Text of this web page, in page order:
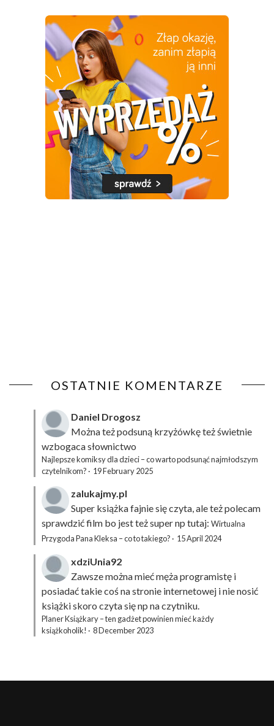
OSTATNIE KOMENTARZE
Daniel Drogosz
Można też podsuną krzyżówkęteż świetnie
wzbogaca słownictwo
Najlepsze komiksy dla dzieci – co warto podsunąć najmłodszym
czytelnikom? · 19 February 2025
zalukajmy.pl
Super książka fajnie się czyta, ale też polecam
sprawdzić film bo jest też super np tutaj: Wirtualna
Przygoda Pana Kleksa – co to takiego? · 15 April 2024
xdziUnia92
Zawsze można mieć męża programistę i
posiadać takie coś na stronie internetowej i nie nosić
książki skoro czyta się np na czytniku.
Planer Książkary – ten gadżet powinien mieć każdy
książkoholik! · 8 December 2023